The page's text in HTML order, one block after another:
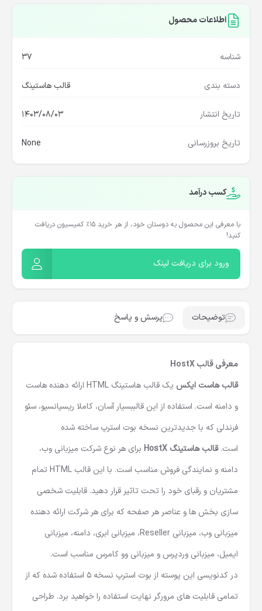
اطلاعات محصول
شناسه 37
دسته بندی قالب هاستینگ
تاریخ انتشار 1403/08/03
تاریخ بروزرسانی None
کسب درآمد
با معرفی این محصول به دوستان خود، از هر خرید ۱۵٪ کمیسیون دریافت
کنید!
ورود برای دریافت لینک
توضیحات پرسش و پاسخ
معرفی قالب HostX
قالب هاست ایکس یک قالب هاستینگ HTML
ارائه دهنده هاست
و دامنه است. استفاده از این قالببسیار آسان، کاملا ریسپانسیو، سئو
فرندلی که با جدیدترین نسخه بوت استرپ ساخته شده
است.قالب هاستینگ HostX
برای هر نوع شرکت میزبانی وب،
دامنه و نمایندگی فروش مناسب است. با این قالب HTML
تمام
مشتریان و رقبای خود را تحت تاثیر قرار دهید. قابلیت شخصی
سازی بخش ها و عناصر هر صفحه که برای هر شرکت ارائه دهنده
میزبانی وب، میزبانی Reseller، میزبانی ابری، دامنه، میزبانی
ایمیل، میزبانی وردپرس و میزبانی وو کامرس مناسب است.
در کدنویسی این پوسته از بوت استرپ نسخه 5 استفاده شده که از
تمامی قابلیت های مرورگر نهایت استفاده را خواهید برد. طراحی